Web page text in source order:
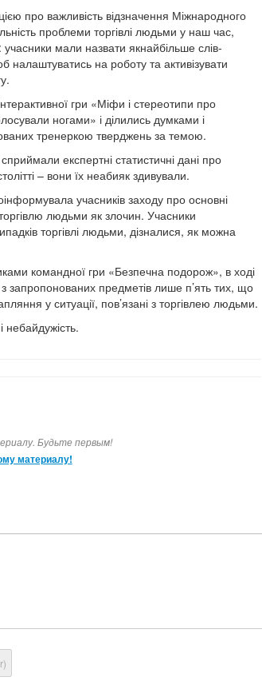
про важливість відзначення Міжнародного
проблеми торгівлі людьми у наш час,
мали назвати якнайбільше слів-
налаштуватись на роботу та активізувати
гри «Міфи і стереотипи про
ногами» і ділились думками і
тренеркою тверджень за темою.
експертні статистичні дані про
– вони їх неабияк здивували.
учасників заходу про основні
людьми як злочин. Учасники
торгівлі людьми, дізналися, як можна
командної гри «Безпечна подорож», в ході
запропонованих предметів лише п’ять тих, що
у ситуації, пов’язані з торгівлею людьми.
небайдужість.
Будьте первым!
материалу!